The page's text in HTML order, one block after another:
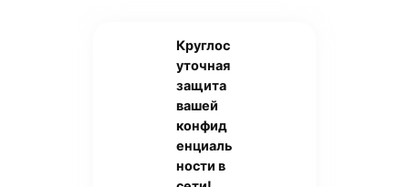
Круглос
уточная
защита
вашей
конфид
енциаль
ности в